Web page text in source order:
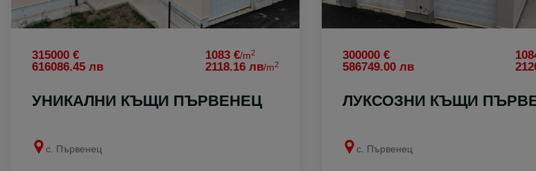
315000 €
616086.45 лв
1083 €/m2
2118.16 лв/m2
УНИКАЛНИ КЪЩИ ПЪРВЕНЕЦ
с. Първенец
300000 €
586749.00 лв
ЛУКСОЗНИ КЪЩИ
с. Първенец